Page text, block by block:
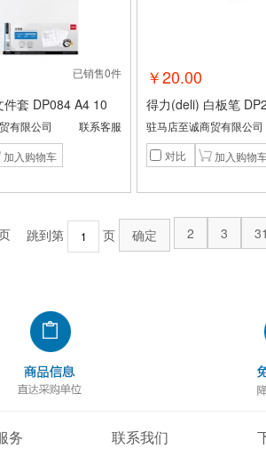
已销售0件
套 DP084 A4 10
有限公司
联系客服
￥20.00
得力(deli) 白板笔
盒
驻马店至诚商贸有限公司
对比
2 3 31
跳到第 页 确定
务 联系我们